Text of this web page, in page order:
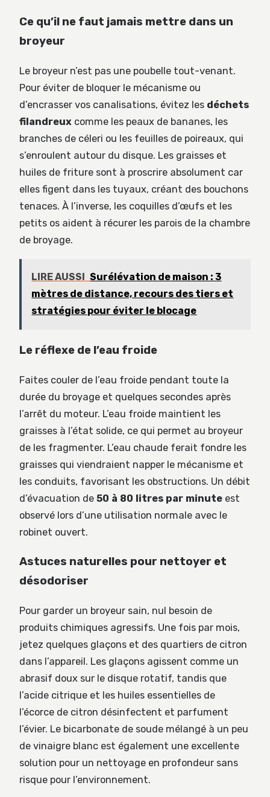
Ce qu’il ne faut jamais mettre dans un
broyeur
Le broyeur n’est pas une poubelle tout-venant.
Pour éviter de bloquer le mécanisme ou
d’encrasser vos canalisations, évitez les déchets
filandreux comme les peaux de bananes, les
branches de céleri ou les feuilles de poireaux, qui
s’enroulent autour du disque. Les graisses et
huiles de friture sont à proscrire absolument car
elles figent dans les tuyaux, créant des bouchons
tenaces. À l’inverse, les coquilles d’œufs et les
petits os aident à récurer les parois de la chambre
de broyage.
LIRE AUSSI Surélévation de maison : 3
mètres de distance, recours des tiers et
stratégies pour éviter le blocage
Le réflexe de l’eau froide
Faites couler de l’eau froide pendant toute la
durée du broyage et quelques secondes après
l’arrêt du moteur. L’eau froide maintient les
graisses à l’état solide, ce qui permet au broyeur
de les fragmenter. L’eau chaude ferait fondre les
graisses qui viendraient napper le mécanisme et
les conduits, favorisant les obstructions. Un débit
d’évacuation de 50 à 80 litres par minute est
observé lors d’une utilisation normale avec le
robinet ouvert.
Astuces naturelles pour nettoyer et
désodoriser
Pour garder un broyeur sain, nul besoin de
produits chimiques agressifs. Une fois par mois,
jetez quelques glaçons et des quartiers de citron
dans l’appareil. Les glaçons agissent comme un
abrasif doux sur le disque rotatif, tandis que
l’acide citrique et les huiles essentielles de
l’écorce de citron désinfectent et parfument
l’évier. Le bicarbonate de soude mélangé à un peu
de vinaigre blanc est également une excellente
solution pour un nettoyage en profondeur sans
risque pour l’environnement.